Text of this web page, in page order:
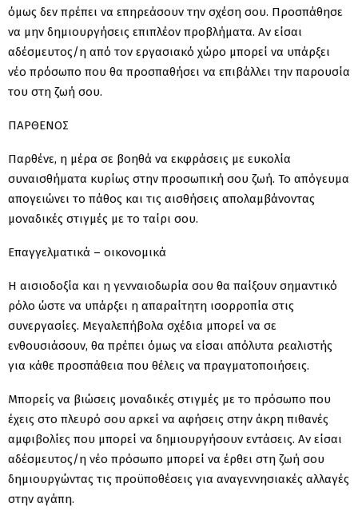
όμως δεν πρέπει να επηρεάσουν την σχέση σου. Προσπάθησε
να μην δημιουργήσεις επιπλέον προβλήματα. Αν είσαι
αδέσμευτος/η από τον εργασιακό χώρο μπορεί να υπάρξει
νέο πρόσωπο που θα προσπαθήσει να επιβάλλει την παρουσία
του στη ζωή σου.
ΠΑΡΘΕΝΟΣ
Παρθένε, η μέρα σε βοηθά να εκφράσεις με ευκολία
συναισθήματα κυρίως στην προσωπική σου ζωή. Το απόγευμα
απογειώνει το πάθος και τις αισθήσεις απολαμβάνοντας
μοναδικές στιγμές με το ταίρι σου.
Επαγγελματικά – οικονομικά
Η αισιοδοξία και η γενναιοδωρία σου θα παίξουν σημαντικό
ρόλο ώστε να υπάρξει η απαραίτητη ισορροπία στις
συνεργασίες. Μεγαλεπήβολα σχέδια μπορεί να σε
ενθουσιάσουν, θα πρέπει όμως να είσαι απόλυτα ρεαλιστής
για κάθε προσπάθεια που θέλεις να πραγματοποιήσεις.
Μπορείς να βιώσεις μοναδικές στιγμές με το πρόσωπο που
έχεις στο πλευρό σου αρκεί να αφήσεις στην άκρη πιθανές
αμφιβολίες που μπορεί να δημιουργήσουν εντάσεις. Αν είσαι
αδέσμευτος/η νέο πρόσωπο μπορεί να έρθει στη ζωή σου
δημιουργώντας τις προϋποθέσεις για αναγεννησιακές αλλαγές
στην αγάπη.